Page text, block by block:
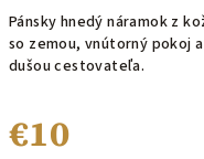
Pánsky hnedý náramok z
so zemou, vnútorný pokoj
dušou cestovateľa.
€10